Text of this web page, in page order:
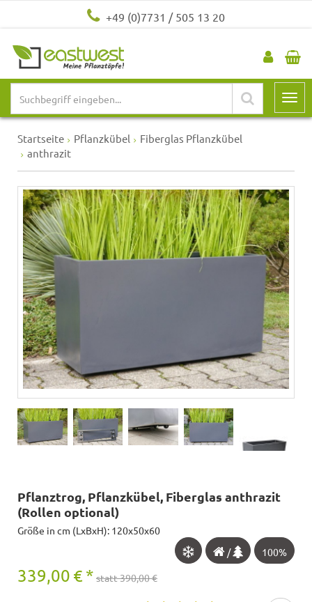
+49 (0)7731 / 505 13 20
Startseite Pflanzkübel
Fiberglas Pflanzkübel
anthrazit
Pflanztrog, Pflanzkübel, Fiberglas anthrazit
(Rollen optional)
Größe in cm (LxBxH): 120x50x60
100%
/
339,00 € * statt 390,00 €